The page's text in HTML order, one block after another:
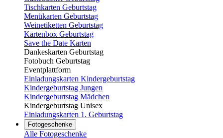
Tischkarten Geburtstag
Menükarten Geburtstag
Weinetiketten Geburtstag
Kartenbox Geburtstag
Save the Date Karten
Dankeskarten Geburtstag
Fotobuch Geburtstag
Eventplattform
Einladungskarten Kindergeburtstag
Kindergeburtstag Jungen
Kindergeburtstag Mädchen
Kindergeburtstag Unisex
Einladungskarten 1. Geburtstag
Fotogeschenke
Alle Fotogeschenke